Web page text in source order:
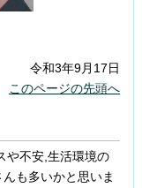
令和3年9月17日
このページの先頭へ
や不安,生活環境の
も多いかと思いま